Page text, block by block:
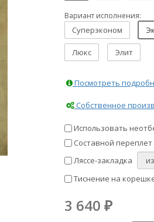
Вариант исполнения:
Суперэконом
Люкс Элит
Посмотреть
Собственное
Использовать
Составной переплет
Ляссе-закладка
Тиснение на
3 640 ₽